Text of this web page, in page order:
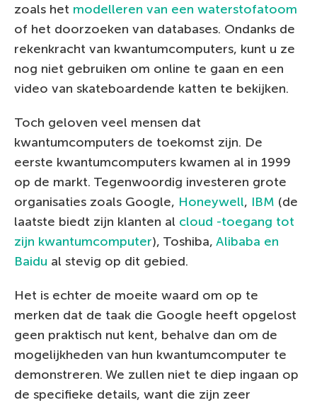
zoals het modelleren van een waterstofatoom
of het doorzoeken van databases. Ondanks de
rekenkracht van kwantumcomputers, kunt u ze
nog niet gebruiken om online te gaan en een
video van skateboardende katten te bekijken.
Toch geloven veel mensen dat
kwantumcomputers de toekomst zijn. De
eerste kwantumcomputers kwamen al in 1999
op de markt. Tegenwoordig investeren grote
organisaties zoals Google, Honeywell, IBM (de
laatste biedt zijn klanten al cloud -toegang tot
zijn kwantumcomputer), Toshiba, Alibaba en
Baidu al stevig op dit gebied.
Het is echter de moeite waard om op te
merken dat de taak die Google heeft opgelost
geen praktisch nut kent, behalve dan om de
mogelijkheden van hun kwantumcomputer te
demonstreren. We zullen niet te diep ingaan op
de specifieke details, want die zijn zeer